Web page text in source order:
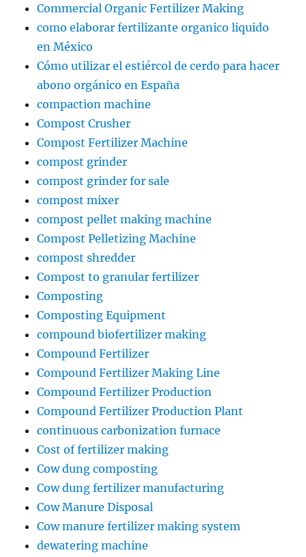
Commercial Organic Fertilizer Making
como elaborar fertilizante organico liquido
en México
Cómo utilizar el estiércol de cerdo para hacer
abono orgánico en España
compaction machine
Compost Crusher
Compost Fertilizer Machine
compost grinder
compost grinder for sale
compost mixer
compost pellet making machine
Compost Pelletizing Machine
compost shredder
Compost to granular fertilizer
Composting
Composting Equipment
compound biofertilizer making
Compound Fertilizer
Compound Fertilizer Making Line
Compound Fertilizer Production
Compound Fertilizer Production Plant
continuous carbonization furnace
Cost of fertilizer making
Cow dung composting
Cow dung fertilizer manufacturing
Cow Manure Disposal
Cow manure fertilizer making system
dewatering machine